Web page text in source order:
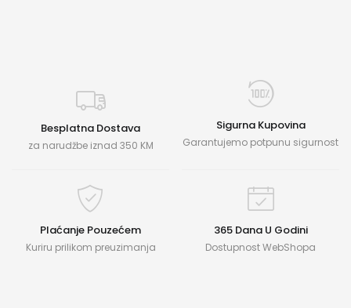
Besplatna Dostava
za narudžbe iznad 350 KM
Sigurna Kupovina
Garantujemo potpunu sigurnost
Plaćanje Pouzećem
Kuriru prilikom preuzimanja
365 Dana U Godini
Dostupnost WebShopa